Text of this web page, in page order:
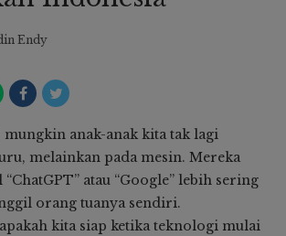
Endy
mungkin anak-anak kita tak lagi
melainkan pada mesin. Mereka
atau “Google” lebih sering
orang tuanya sendiri.
kita siap ketika teknologi mulai